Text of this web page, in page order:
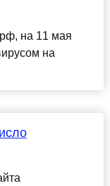
на 11 мая
на